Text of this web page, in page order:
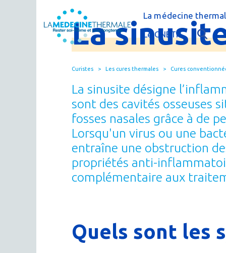
La médecine
C'est quoi la
FAQ : questions
Thermes & Vous,
La médecine
Le CNETh
Qui sommes-nous
Actualités
Publications
Espace presse
Curistes Les cures thermales Cures
La
La sinusite désigne
sont des cavités osseuses
fosses nasales grâce à de
Lorsqu'un virus ou une
entraîne une obstruction
propriétés anti-
complémentaire aux
Quels sont les